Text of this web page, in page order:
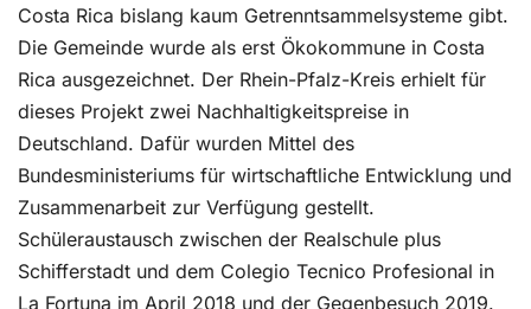
Costa Rica bislang kaum Getrenntsammelsysteme gibt.
Die Gemeinde wurde als erst Ökokommune in Costa
Rica ausgezeichnet. Der Rhein-Pfalz-Kreis erhielt für
dieses Projekt zwei Nachhaltigkeitspreise in
Deutschland. Dafür wurden Mittel des
Bundesministeriums für wirtschaftliche Entwicklung und
Zusammenarbeit zur Verfügung gestellt.
Schüleraustausch zwischen der Realschule plus
Schifferstadt und dem Colegio Tecnico Profesional in
La Fortuna im April 2018 und der Gegenbesuch 2019.